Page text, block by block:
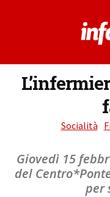
Socialità
Giovedì 15
del
per